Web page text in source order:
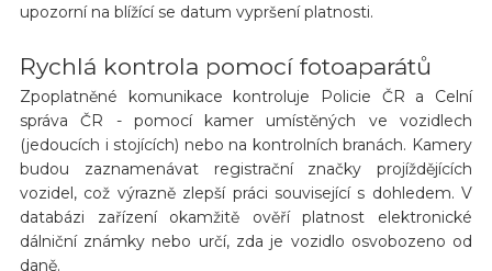
upozorní na blížící se datum vypršení platnosti.
Rychlá kontrola pomocí fotoaparátů
Zpoplatněné komunikace kontroluje Policie ČR a Celní
správa ČR - pomocí kamer umístěných ve vozidlech
(jedoucích i stojících) nebo na kontrolních branách. Kamery
budou zaznamenávat registrační značky projíždějících
vozidel, což výrazně zlepší práci související s dohledem. V
databázi zařízení okamžitě ověří platnost elektronické
dálniční známky nebo určí, zda je vozidlo osvobozeno od
daně.